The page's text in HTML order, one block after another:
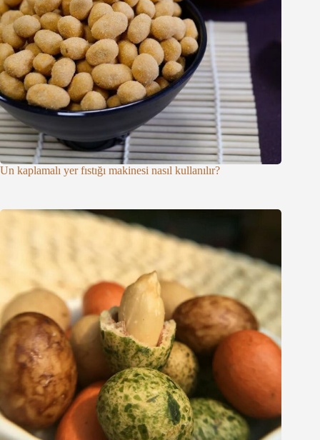
Un kaplamalı yer fıstığı makinesi nasıl kullanılır?